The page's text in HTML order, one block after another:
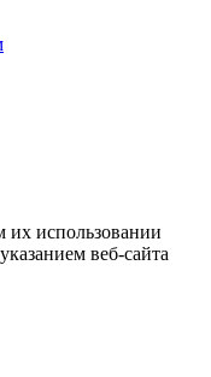
их использовании
веб-сайта